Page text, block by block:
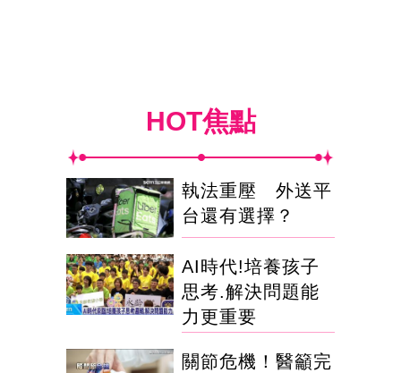
HOT焦點
執法重壓 外送平
台還有選擇？
AI時代!培養孩子
思考.解決問題能
力更重要
關節危機！醫籲完